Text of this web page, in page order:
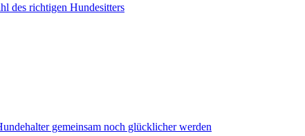
des richtigen Hundesitters
gemeinsam noch glücklicher werden